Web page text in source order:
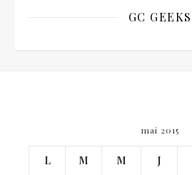
GC GEEKS
mai 2015
L M M J